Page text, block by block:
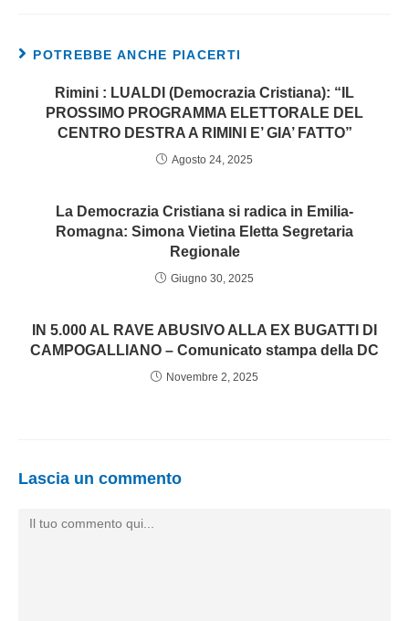
POTREBBE ANCHE PIACERTI
Rimini : LUALDI (Democrazia Cristiana): “IL
PROSSIMO PROGRAMMA ELETTORALE DEL
CENTRO DESTRA A RIMINI E’ GIA’ FATTO”
Agosto 24, 2025
La Democrazia Cristiana si radica in Emilia-
Romagna: Simona Vietina Eletta Segretaria
Regionale
Giugno 30, 2025
IN 5.000 AL RAVE ABUSIVO ALLA EX BUGATTI DI
CAMPOGALLIANO – Comunicato stampa della DC
Novembre 2, 2025
Lascia un commento